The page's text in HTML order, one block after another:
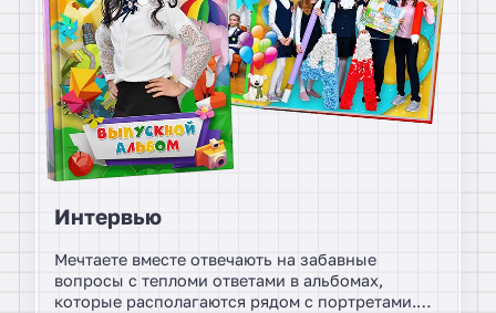
Интервью
Мечтаете вместе отвечають на забавные
вопросы с тепломи ответами в альбомах,
которые располагаются рядом с портретами.